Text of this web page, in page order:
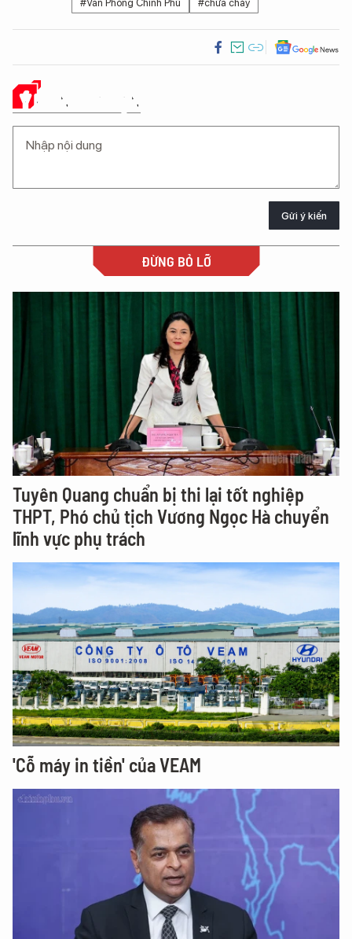
#Văn Phòng Chính Phủ #chữa cháy
Ý KIẾN CỦA BẠN
Gửi ý kiến
ĐỪNG BỎ LỠ
Tuyên Quang chuẩn bị thi lại tốt nghiệp
THPT, Phó chủ tịch Vương Ngọc Hà chuyển
lĩnh vực phụ trách
'Cỗ máy in tiền' của VEAM